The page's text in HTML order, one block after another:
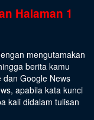
Halaman 1
mengutamakan
berita kamu
Google News
apabila kata kunci
kali didalam tulisan